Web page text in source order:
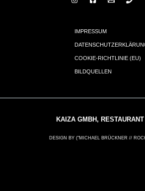
IMPRESSUM
COOKIE-RICHTLINIE (EU)
BILDQUELLEN
KAIZA GMBH, RESTAURANT
DESIGN BY ("MICHAEL BRÜCKNER //